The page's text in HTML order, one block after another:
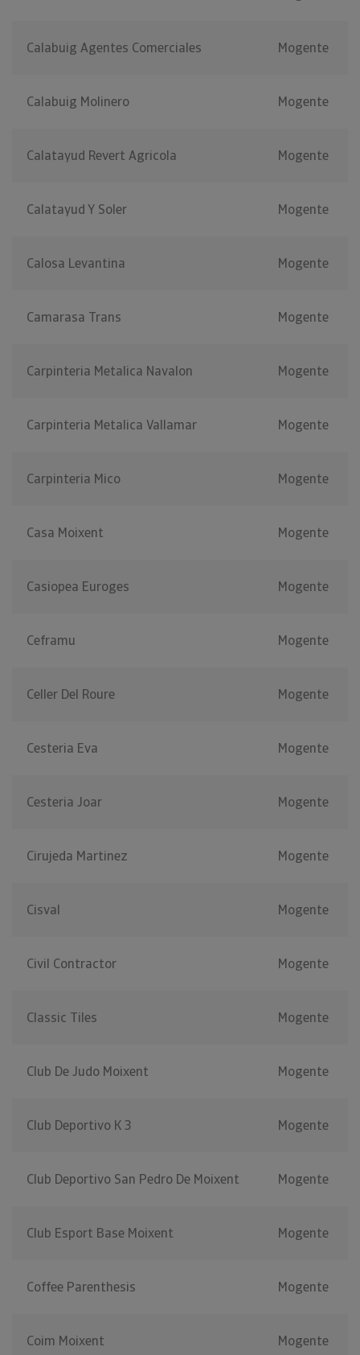
Calabuig Agentes Comerciales Mogente
Calabuig Molinero Mogente
Calatayud Revert Agricola Mogente
Calatayud Y Soler Mogente
Calosa Levantina Mogente
Camarasa Trans Mogente
Carpinteria Metalica Navalon Mogente
Carpinteria Metalica Vallamar Mogente
Carpinteria Mico Mogente
Casa Moixent Mogente
Casiopea Euroges Mogente
Ceframu Mogente
Celler Del Roure Mogente
Cesteria Eva Mogente
Cesteria Joar Mogente
Cirujeda Martinez Mogente
Cisval Mogente
Civil Contractor Mogente
Classic Tiles Mogente
Club De Judo Moixent Mogente
Club Deportivo K 3 Mogente
Club Deportivo San Pedro De Moixent Mogente
Club Esport Base Moixent Mogente
Coffee Parenthesis Mogente
Coim Moixent Mogente